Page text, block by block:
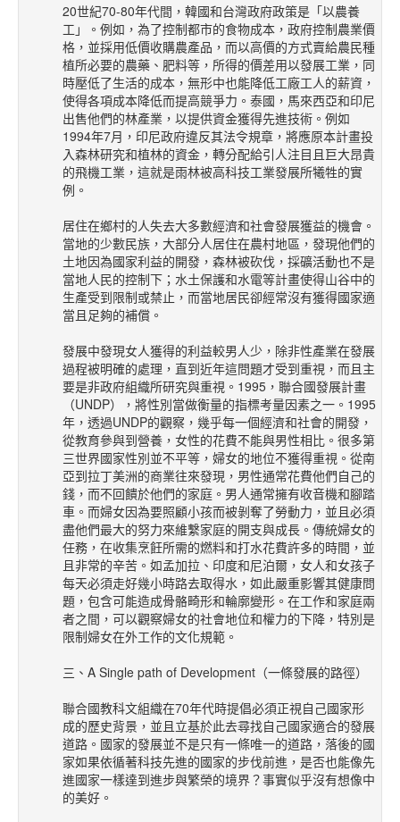
20世紀70-80年代間，韓國和台灣政府政策是「以農養
工」。例如，為了控制都市的食物成本，政府控制農業價
格，並採用低價收購農產品，而以高價的方式賣給農民種
植所必要的農藥、肥料等，所得的價差用以發展工業，同
時壓低了生活的成本，無形中也能降低工廠工人的薪資，
使得各項成本降低而提高競爭力。泰國，馬來西亞和印尼
出售他們的林產業，以提供資金獲得先進技術。例如
1994年7月，印尼政府違反其法令規章，將應原本計畫投
入森林研究和植林的資金，轉分配給引人注目且巨大昂貴
的飛機工業，這就是雨林被高科技工業發展所犧牲的實
例。
居住在鄉村的人失去大多數經濟和社會發展獲益的機會。
當地的少數民族，大部分人居住在農村地區，發現他們的
土地因為國家利益的開發，森林被砍伐，採礦活動也不是
當地人民的控制下；水土保護和水電等計畫使得山谷中的
生產受到限制或禁止，而當地居民卻經常沒有獲得國家適
當且足夠的補償。
發展中發現女人獲得的利益較男人少，除非性產業在發展
過程被明確的處理，直到近年這問題才受到重視，而且主
要是非政府組織所研究與重視。1995，聯合國發展計畫
（UNDP），將性別當做衡量的指標考量因素之一。1995
年，透過UNDP的觀察，幾乎每一個經濟和社會的開發，
從教育參與到營養，女性的花費不能與男性相比。很多第
三世界國家性別並不平等，婦女的地位不獲得重視。從南
亞到拉丁美洲的商業往來發現，男性通常花費他們自己的
錢，而不回饋於他們的家庭。男人通常擁有收音機和腳踏
車。而婦女因為要照顧小孩而被剝奪了勞動力，並且必須
盡他們最大的努力來維繫家庭的開支與成長。傳統婦女的
任務，在收集烹飪所需的燃料和打水花費許多的時間，並
且非常的辛苦。如孟加拉、印度和尼泊爾，女人和女孩子
每天必須走好幾小時路去取得水，如此嚴重影響其健康問
題，包含可能造成骨骼畸形和輪廓變形。在工作和家庭兩
者之間，可以觀察婦女的社會地位和權力的下降，特別是
限制婦女在外工作的文化規範。
三、A Single path of Development（一條發展的路徑）
聯合國教科文組織在70年代時提倡必須正視自己國家形
成的歷史背景，並且立基於此去尋找自己國家適合的發展
道路。國家的發展並不是只有一條唯一的道路，落後的國
家如果依循著科技先進的國家的步伐前進，是否也能像先
進國家一樣達到進步與繁榮的境界？事實似乎沒有想像中
的美好。